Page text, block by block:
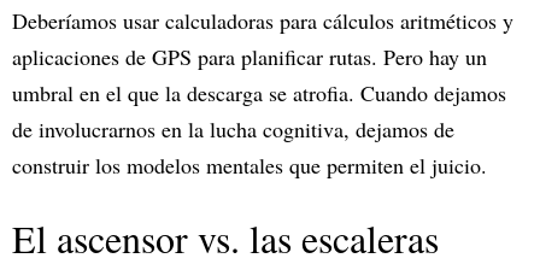
Deberíamos usar calculadoras para cálculos aritméticos y
aplicaciones de GPS para planificar rutas. Pero hay un
umbral en el que la descarga se atrofia. Cuando dejamos
de involucrarnos en la lucha cognitiva, dejamos de
construir los modelos mentales que permiten el juicio.
El ascensor vs. las escaleras